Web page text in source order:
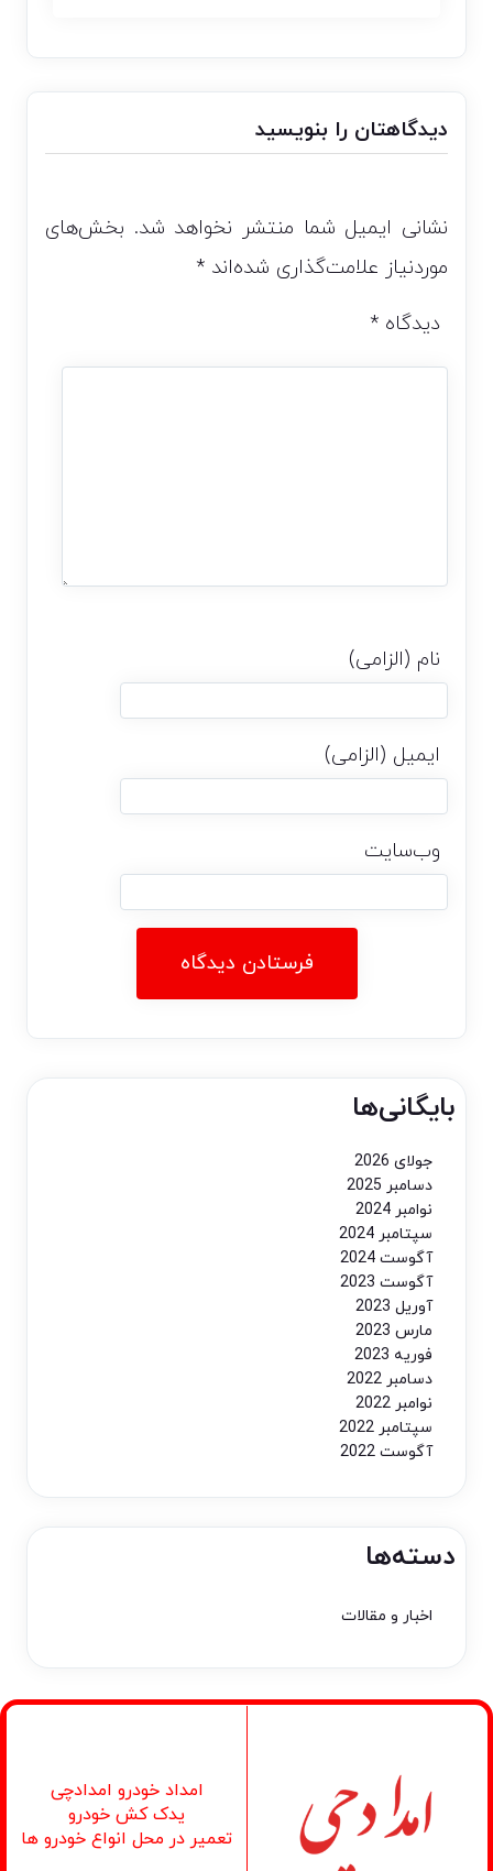
دیدگاهتان را بنویسید
نشانی ایمیل شما منتشر نخواهد شد. بخش‌های
موردنیاز علامت‌گذاری شده‌اند*
دیدگاه*
نام (الزامی)
ایمیل (الزامی)
وب‌سایت
بایگانی‌ها
جولای 2026
دسامبر 2025
نوامبر 2024
سپتامبر 2024
آگوست 2024
آگوست 2023
آوریل 2023
مارس 2023
فوریه 2023
دسامبر 2022
نوامبر 2022
سپتامبر 2022
آگوست 2022
دسته‌ها
اخبار و مقالات
امداد خودرو امدادچی
یدک کش خودرو
تعمیر در محل انواع خودرو ها